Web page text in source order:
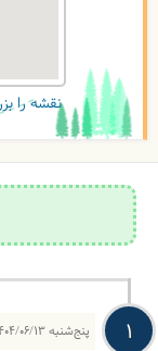
نقشه را
1 پنج‌شنبه06/13